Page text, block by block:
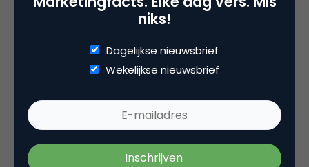
ingelogd zijn opom een reactie te
Gerelateerde artikelen
Marketingfacts Zomercheck –
Vita Kovalenko
niks!
Dagelijkse nieuwsbrief
Wekelijkse nieuwsbrief